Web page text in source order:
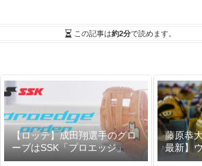
この記事は約2分で読めます。
【ロッテ】成田翔選手のグロ
ーブはSSK「プロエッジ」
藤原恭
最新】